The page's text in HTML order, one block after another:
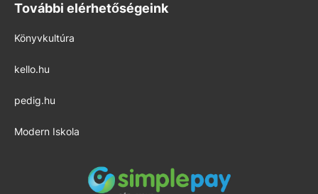
További elérhetőségeink
Könyvkultúra
kello.hu
pedig.hu
Modern Iskola